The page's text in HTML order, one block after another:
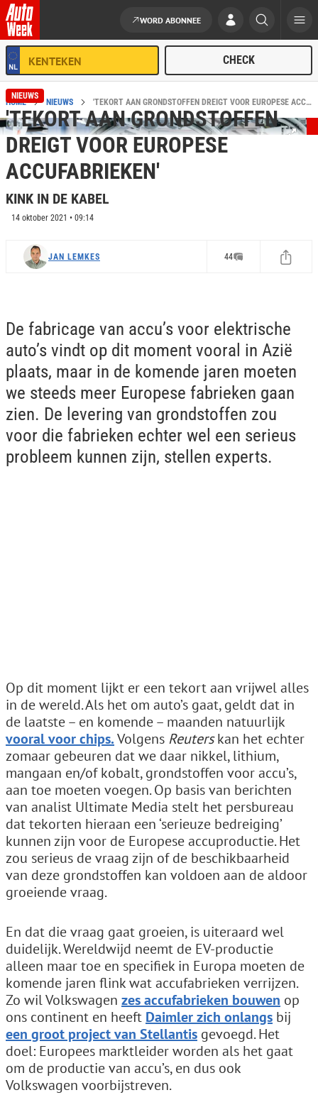
Ga naar de inhoud
WORD ABONNEE
HOME NIEUWS 'TEKORT AAN GRONDSTOFFEN DREIGT VOOR EUROPESE ACCUFABRIEKEN'
NIEUWS
'TEKORT AAN GRONDSTOFFEN
DREIGT VOOR EUROPESE
ACCUFABRIEKEN'
KINK IN DE KABEL
14 oktober 2021 • 09:14
JAN LEMKES 44
De fabricage van accu’s voor elektrische
auto’s vindt op dit moment vooral in Azië
plaats, maar in de komende jaren moeten
we steeds meer Europese fabrieken gaan
zien. De levering van grondstoffen zou
voor die fabrieken echter wel een serieus
probleem kunnen zijn, stellen experts.
Op dit moment lijkt er een tekort aan vrijwel alles
in de wereld. Als het om auto’s gaat, geldt dat in
de laatste – en komende – maanden natuurlijk
vooral voor chips.Volgens Reuterskan het echter
zomaar gebeuren dat we daar nikkel, lithium,
mangaan en/of kobalt, grondstoffen voor accu’s,
aan toe moeten voegen. Op basis van berichten
van analist Ultimate Media stelt het persbureau
dat tekorten hieraan een ‘serieuze bedreiging’
kunnen zijn voor de Europese accuproductie. Het
zou serieus de vraag zijn of de beschikbaarheid
van deze grondstoffen kan voldoen aan de aldoor
groeiende vraag.
En dat die vraag gaat groeien, is uiteraard wel
duidelijk. Wereldwijd neemt de EV-productie
alleen maar toe en specifiek in Europa moeten de
komende jaren flink wat accufabrieken verrijzen.
Zo wil Volkswagen zes accufabrieken bouwen op
ons continent en heeft Daimler zich onlangs bij
een groot project van Stellantis gevoegd. Het
doel: Europees marktleider worden als het gaat
om de productie van accu’s, en dus ook
Volkswagen voorbijstreven.